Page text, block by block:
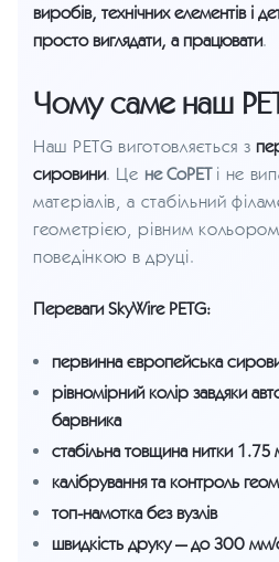
виробів, технічних елементів і
просто виглядати, а працювати.
Чому саме наш
Наш PETG виготовляється з
сировини. Це не CoPETі не
матеріалів, а стабільний
геометрією, рівним
поведінкою в друці.
Переваги SkyWire PETG:
первинна європейська
рівномірний колір завдяки
барвника
стабільна товщина нитки 1.75
калібрування та контроль
топ-намотка без вузлів
швидкість друку — до 300 мм/